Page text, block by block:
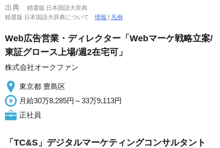
出典
精選版 日本国語大辞典
精選版 日本国語大辞典について情報 凡例
Web広告営業・ディレクター「Webマーケ戦略立案/
東証グロース上場/週2在宅可」
株式会社オークファン
東京都 豊島区
月給30万8,285円～33万9,113円
正社員
「TC&S」デジタルマーケティングコンサルタント